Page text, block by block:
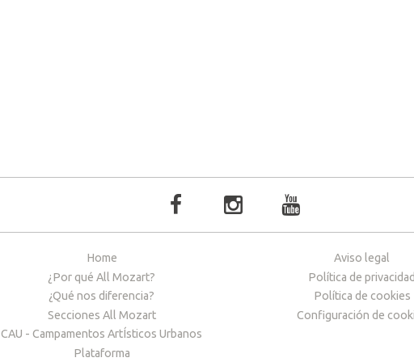
Home
¿Por qué All Mozart?
¿Qué nos diferencia?
Secciones All Mozart
CAU - Campamentos ArtÍsticos Urbanos
Plataforma
Aviso legal
Política de privacidad
Política de cookies
Configuración de